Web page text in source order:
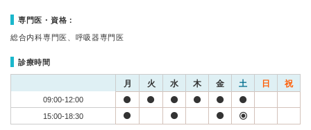
専門医・資格：
総合内科専門医、呼吸器専門医
診療時間
月 火 水 木 金 土 日 祝
09:00-12:00
15:00-18:30